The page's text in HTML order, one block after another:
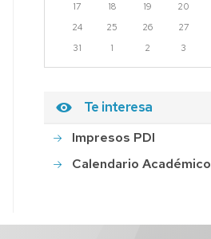
17
18 19 20
24
25 26 27
31
1 2 3
Te interesa
Impresos PDI
Calendario Académico